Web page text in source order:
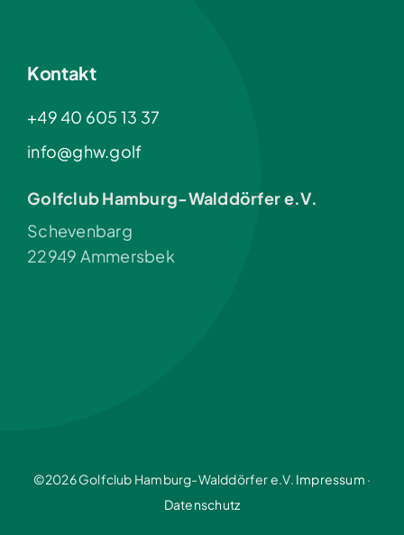
Kontakt
+49 40 605 13 37
info@ghw.golf
Golfclub Hamburg-Walddörfer e.V.
Schevenbarg
22949 Ammersbek
©2026 Golfclub Hamburg-Walddörfer e.V. Impressum ·
Datenschutz